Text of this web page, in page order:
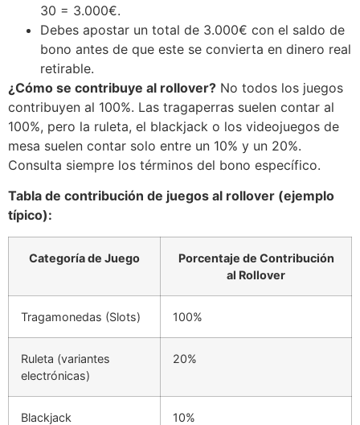
30 = 3.000€.
Debes apostar un total de 3.000€ con el saldo de
bono antes de que este se convierta en dinero real
retirable.
¿Cómo se contribuye al rollover? No todos los juegos
contribuyen al 100%. Las tragaperras suelen contar al
100%, pero la ruleta, el blackjack o los videojuegos de
mesa suelen contar solo entre un 10% y un 20%.
Consulta siempre los términos del bono específico.
Tabla de contribución de juegos al rollover (ejemplo
típico):
Categoría de Juego
Porcentaje de Contribución
al Rollover
Tragamonedas (Slots) 100%
Ruleta (variantes
electrónicas)
20%
Blackjack 10%